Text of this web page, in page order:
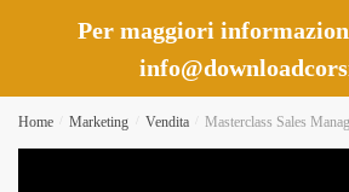
Per maggiori
Home Marketing Vendita Masterclass Sales